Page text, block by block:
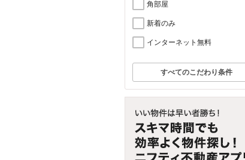
角部屋
新着のみ
インターネット無料
すべてのこだわり条件